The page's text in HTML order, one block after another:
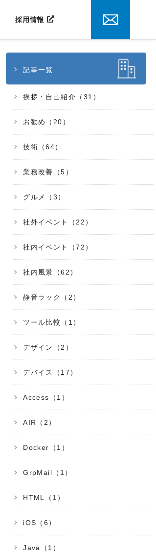
採用情報
記事一覧
挨拶・自己紹介（31）
お勧め（20）
技術（64）
業務改善（5）
グルメ（3）
社外イベント（22）
社内イベント（72）
社内風景（62）
静音ラック（2）
ツール比較（1）
デザイン（2）
デバイス（17）
Access（1）
AIR（2）
Docker（1）
GrpMail（1）
HTML（1）
iOS（6）
Java（1）